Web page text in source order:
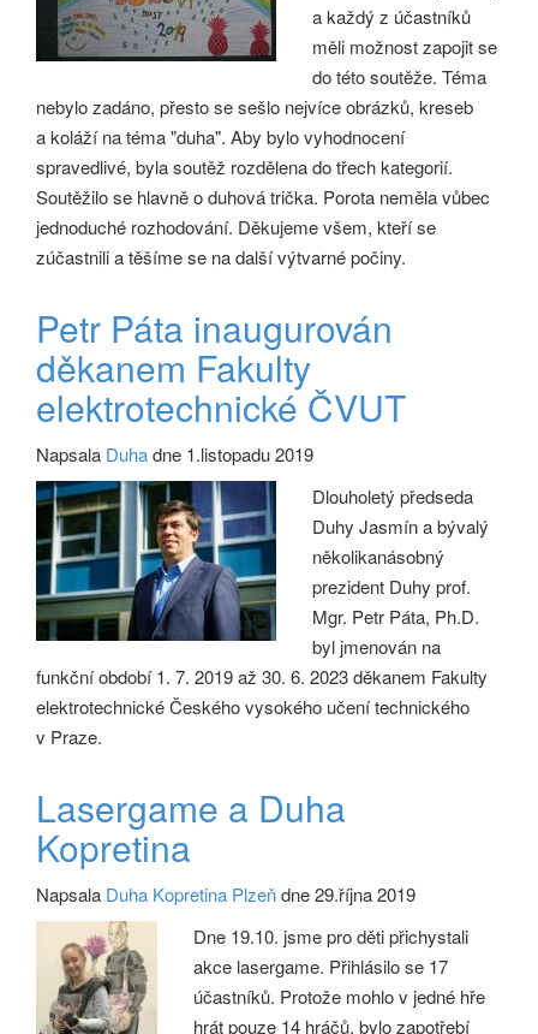
a každý z účastníků
měli možnost zapojit se
do této soutěže. Téma
nebylo zadáno, přesto se sešlo nejvíce obrázků, kreseb
a koláží na téma "duha". Aby bylo vyhodnocení
spravedlivé, byla soutěž rozdělena do třech kategorií.
Soutěžilo se hlavně o duhová trička. Porota neměla vůbec
jednoduché rozhodování. Děkujeme všem, kteří se
zúčastnili a těšíme se na další výtvarné počiny.
Petr Páta inaugurován
děkanem Fakulty
elektrotechnické ČVUT
Napsala Duhadne 1.listopadu 2019
Dlouholetý předseda
Duhy Jasmín a bývalý
několikanásobný
prezident Duhy prof.
Mgr. Petr Páta, Ph.D.
byl jmenován na
funkční období 1. 7. 2019 až 30. 6. 2023 děkanem Fakulty
elektrotechnické Českého vysokého učení technického
v Praze.
Lasergame a Duha
Kopretina
Napsala Duha Kopretina Plzeňdne 29.října 2019
Dne 19.10. jsme pro děti přichystali
akce lasergame. Přihlásilo se 17
účastníků. Protože mohlo v jedné hře
hrát pouze 14 hráčů, bylo zapotřebí